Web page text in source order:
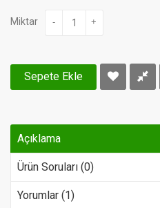
Miktar - +
Sepete Ekle
Açıklama
Ürün Soruları (0)
Yorumlar (1)